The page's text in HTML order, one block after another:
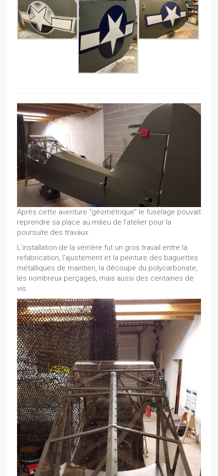
Après cette aventure “géométrique” le fuselage pouvait
reprendre sa place au milieu de l’atelier pour la
poursuite des travaux.
L’installation de la verrière fut un gros travail entre la
refabrication, l’ajustement et la peinture des baguettes
métalliques de maintien, la découpe du polycarbonate,
les nombreux perçages, mais aussi des centaines de
vis.